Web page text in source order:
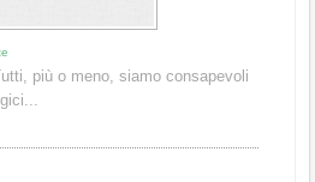
più o meno, siamo consapevoli